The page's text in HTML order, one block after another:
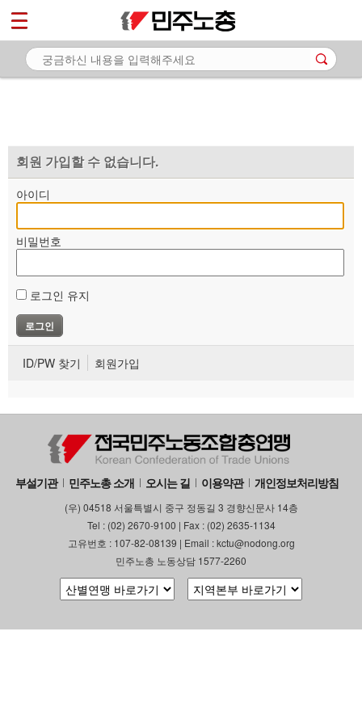
회원 가입할 수 없습니다.
아이디
비밀번호
로그인 유지
ID/PW 찾기 회원가입
부설기관 민주노총 소개 오시는 길 이용약관 개인정보처리방침
(우) 04518 서울특별시 중구 정동길 3 경향신문사 14층
Tel : (02) 2670-9100 | Fax : (02) 2635-1134
고유번호 : 107-82-08139 | Email : kctu@nodong.org
민주노총 노동상담 1577-2260
마이페이지
소개
자료
부설기관